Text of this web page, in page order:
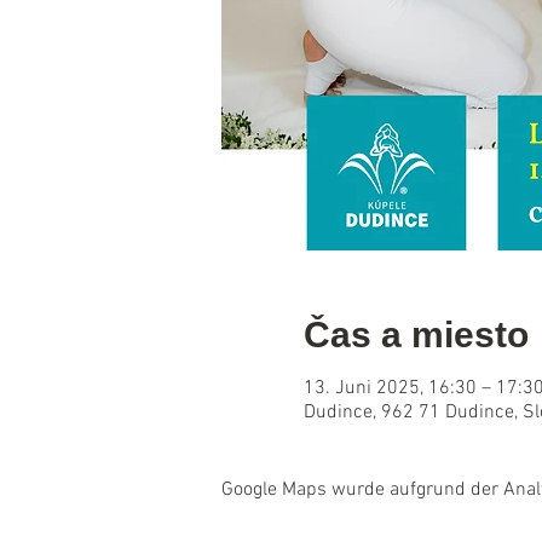
Čas a miesto
13. Juni 2025, 16:30 –
Dudince, 962 71 Dudince,
Google Maps wurde aufgrund der